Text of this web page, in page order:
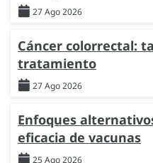
27 Ago 2026
Cáncer colorrectal:
tratamiento
27 Ago 2026
Enfoques
eficacia de vacunas
25 Ago 2026